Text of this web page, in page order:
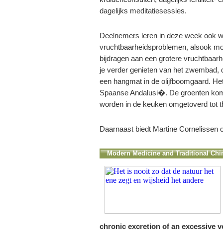
dagelijks meditatiesessies.
Deelnemers leren in deze week ook
vruchtbaarheidsproblemen, alsook
bijdragen aan een grotere
je verder genieten van het
een hangmat in de olijfboomgaard.
Spaanse Andalusi�. De groenten
worden in de keuken omgetoverd tot
Daarnaast biedt Martine Cornelissen
Modern Medicine and Traditional
chronic excretion of an excessive